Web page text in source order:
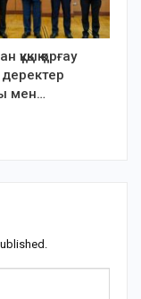
құқық қорғау
деректер
мен…